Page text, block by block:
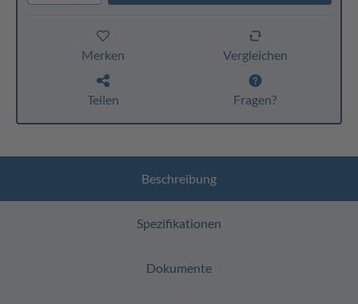
Merken Vergleichen
Teilen Fragen?
Beschreibung
Spezifikationen
Dokumente